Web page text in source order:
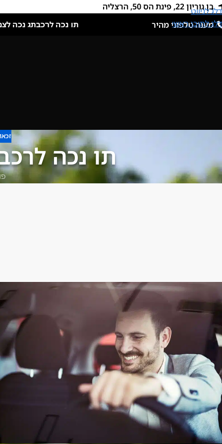
דלג לניווט
דלג לתוכן ראשי
בן גוריון 22, פינת הס 50, הרצליה
מענה טלפוני מהיר
תו נכה לרכבתג נכה
תו נכה
אנו ננפיק לך תו נכה
באופן מיידי
מלא/י פרטים ואנחנו נחזור אליך תוך שעה.
השאר/י פרטים